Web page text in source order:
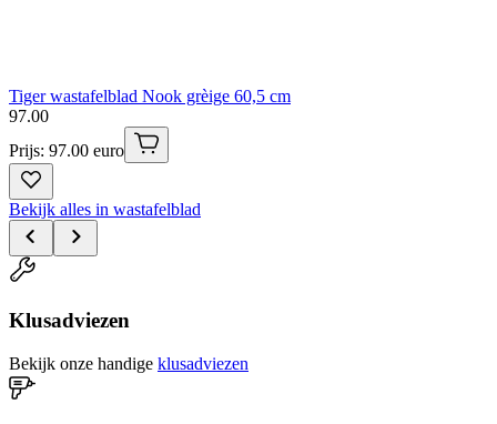
Tiger wastafelblad Nook grèige 60,5 cm
97.00
Prijs: 97.00 euro
Bekijk alles in wastafelblad
Klusadviezen
Bekijk onze handige klusadviezen